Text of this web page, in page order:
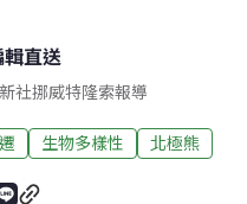
直送
社挪威特隆索報導
生物多樣性 北極熊